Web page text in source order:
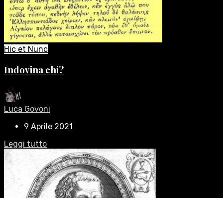
Hic et Nunc
Indovina chi?
Luca Govoni
9 Aprile 2021
Leggi tutto